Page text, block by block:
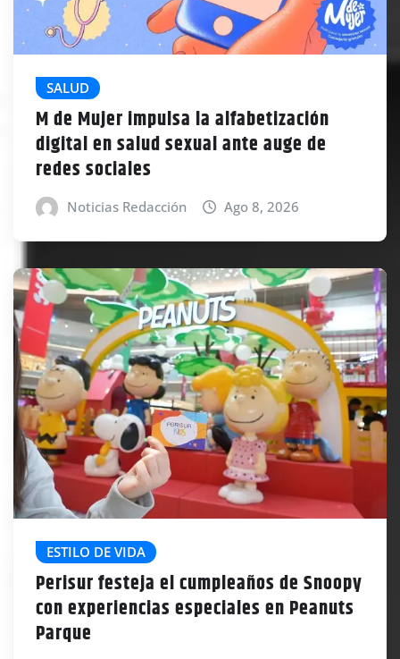
SALUD
M de Mujer impulsa la alfabetización
digital en salud sexual ante auge de
redes sociales
Noticias Redacción Ago 8, 2026
ESTILO DE VIDA
Perisur festeja el cumpleaños de Snoopy
con experiencias especiales en Peanuts
Parque